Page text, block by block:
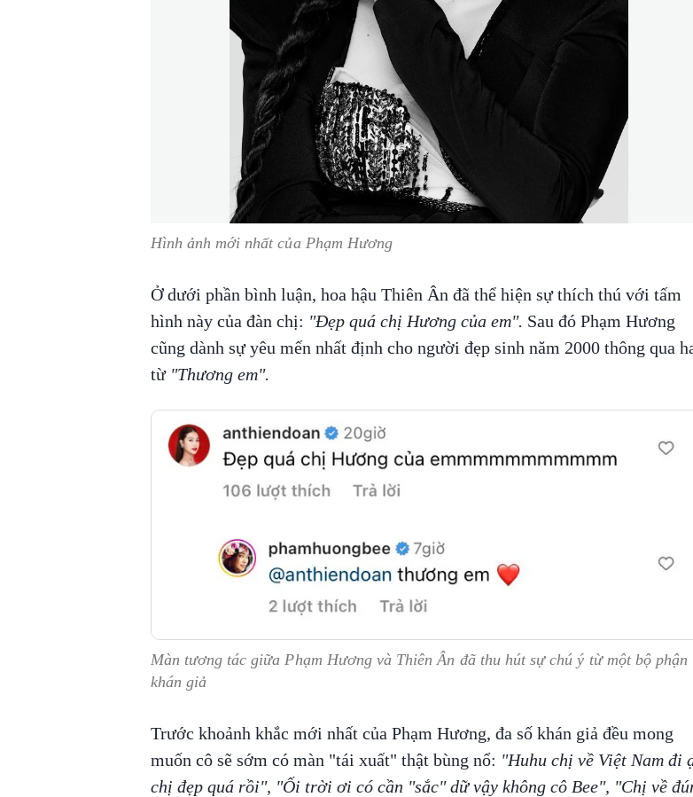
Hình ảnh mới nhất của Phạm Hương
Ở dưới phần bình luận, hoa hậu Thiên Ân đã thể hiện sự thích thú với tấm
hình này của đàn chị: "Đẹp quá chị Hương của em". Sau đó Phạm Hương
cũng dành sự yêu mến nhất định cho người đẹp sinh năm 2000 thông qua
từ "Thương em".
Màn tương tác giữa Phạm Hương và Thiên Ân đã thu hút sự chú ý từ một bộ phận
khán giả
Trước khoảnh khắc mới nhất của Phạm Hương, đa số khán giả đều mong
muốn cô sẽ sớm có màn "tái xuất" thật bùng nổ: "Huhu chị về Việt Nam đi
chị đẹp quá rồi", "Ối trời ơi có cần "sắc" dữ vậy không cô Bee", "Chị về